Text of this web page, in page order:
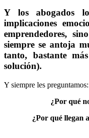
Y los abogados
implicaciones
emprendedores,
siempre se antoja
tanto, bastante
solución).
Y siempre les preguntamos:
¿Por qué
¿Por qué llegan